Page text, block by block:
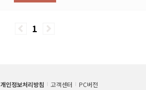
1
개인정보처리방침 고객센터
PC버전